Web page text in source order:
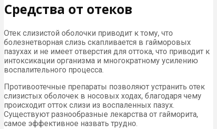
Средства от отеков
Отек слизистой оболочки приводит к тому, что
болезнетворная слизь скапливается в гайморовых
пазухах и не имеет отверстия для оттока, что приводит к
интоксикации организма и многократному усилению
воспалительного процесса.
Противоотечные препараты позволяют устранить отек
слизистых оболочек в носовых ходах, благодаря чему
происходит отток слизи из воспаленных пазух.
Существуют разнообразные лекарства от гайморита,
самое эффективное назвать трудно.